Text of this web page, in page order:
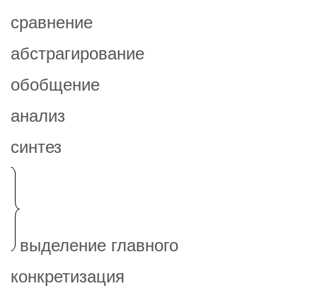
сравнение
абстрагирование
обобщение
анализ
синтез
выделение главного
конкретизация